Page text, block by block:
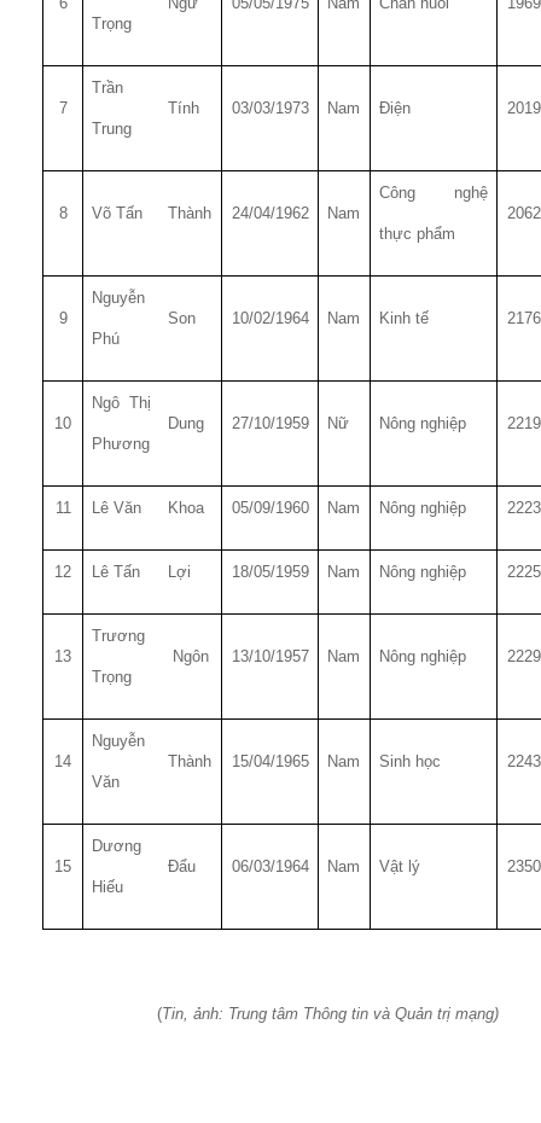
Trọng
7
Trần
Trung
Tính 03/03/1973 Nam Điện 2019
8 Võ Tấn Thành 24/04/1962 Nam
Công nghệ
thực phẩm
2062
9
Nguyễn
Phú
Son 10/02/1964 Nam Kinh tế 2176
10
Ngô Thị
Phương
Dung 27/10/1959 Nữ Nông nghiệp 2219
11 Lê Văn Khoa 05/09/1960 Nam Nông nghiệp 2223
12 Lê Tấn Lợi 18/05/1959 Nam Nông nghiệp 2225
13
Trương
Trọng
Ngôn 13/10/1957 Nam Nông nghiệp 2229
14
Nguyễn
Văn
Thành 15/04/1965 Nam Sinh học 2243
15
Dương
Hiếu
Đẩu 06/03/1964 Nam Vật lý 2350
(Tin, ảnh: Trung tâm Thông tin và Quản trị mạng)